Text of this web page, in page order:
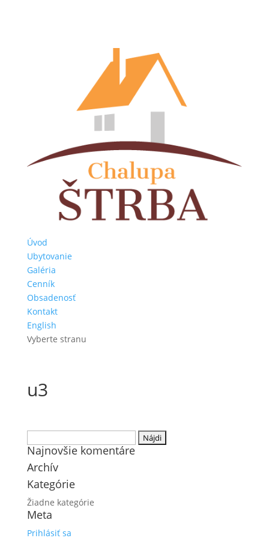
Úvod
Ubytovanie
Galéria
Cenník
Obsadenosť
Kontakt
English
Vyberte stranu
u3
Najnovšie komentáre
Archív
Kategórie
Žiadne kategórie
Meta
Prihlásiť sa